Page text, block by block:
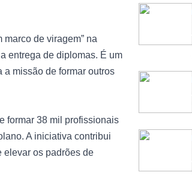
de viragem” na
entrega de diplomas. É um
a missão de formar outros
formar 38 mil profissionais
A iniciativa contribui
elevar os padrões de